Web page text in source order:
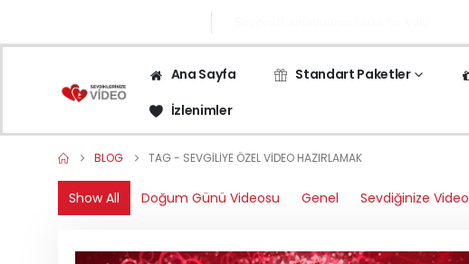
Ana Sayfa Standart Paketler
İzlenimler
BLOG TAG - SEVGILIYE ÖZEL VIDEO HAZIRLAMAK
Show All Doğum Günü Videosu Genel Sevdiğinize Video